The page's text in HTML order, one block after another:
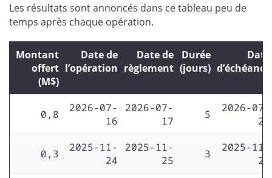
Les résultats sont annoncés dans ce tableau peu de
temps après chaque opération.
Montant
offert
(M$)
Date de
l’opération
Date de
règlement
Durée
(jours)
Date
d’échéance
0,8
2026-07-
16
2026-07-
17
5
2026-07-
22
0,3
2025-11-
24
2025-11-
25
3
2025-11-
28